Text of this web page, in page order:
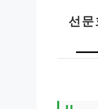
선